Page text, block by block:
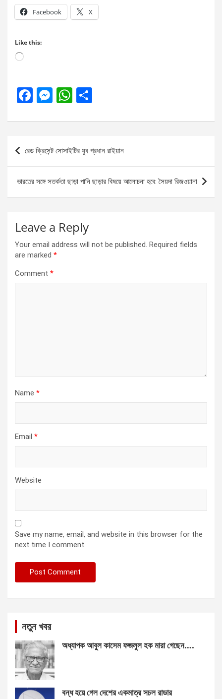
Facebook X
Like this:
Loading…
F
ce
b
o
o
k
M
se
n
g
er
W
at
s
A
p
p
ar
Post
navigation
রেড ক্রিসেন্ট সোসাইটির যুব প্রধান রাইয়ান
ভারতের সঙ্গে সতর্কতা ছাড়া পানি ছাড়ার বিষয়ে আলোচনা হবে: সৈয়দা রিজওয়ানা
Leave a Reply
Your email address will not be published. Required fields
are marked *
Comment *
Name *
Email *
Website
Save my name, email, and website in this browser for the
next time I comment.
নতুন খবর
অধ্যাপক আবুল কাসেম ফজলুল হক মারা গেছেন….
বন্ধ হয়ে গেল দেশের একমাত্র সচল রাডার